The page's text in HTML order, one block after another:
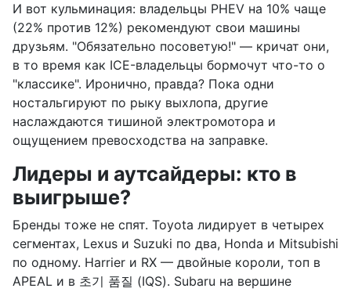
И вот кульминация: владельцы PHEV на 10% чаще
(22% против 12%) рекомендуют свои машины
друзьям. "Обязательно посоветую!" — кричат они,
в то время как ICE-владельцы бормочут что-то о
"классике". Иронично, правда? Пока одни
ностальгируют по рыку выхлопа, другие
наслаждаются тишиной электромотора и
ощущением превосходства на заправке.
Лидеры и аутсайдеры: кто в
выигрыше?
Бренды тоже не спят. Toyota лидирует в четырех
сегментах, Lexus и Suzuki по два, Honda и Mitsubishi
по одному. Harrier и RX — двойные короли, топ в
APEAL и в 초기 품질 (IQS). Subaru на вершине